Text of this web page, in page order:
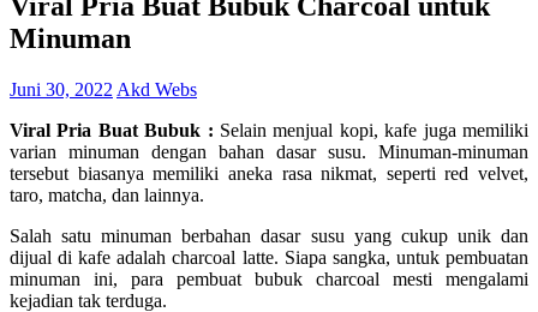
Minuman
Juni 30, 2022 Akd Webs
Viral Pria Buat Bubuk : Selain menjual kopi, kafe juga memiliki
varian minuman dengan bahan dasar susu. Minuman-minuman
tersebut biasanya memiliki aneka rasa nikmat, seperti red velvet,
taro, matcha, dan lainnya.
Salah satu minuman berbahan dasar susu yang cukup unik dan
dijual di kafe adalah charcoal latte. Siapa sangka, untuk pembuatan
minuman ini, para pembuat bubuk charcoal mesti mengalami
kejadian tak terduga.